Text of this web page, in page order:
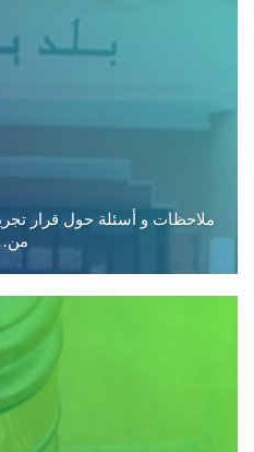
ملاحظات و أسئلة حول قرار